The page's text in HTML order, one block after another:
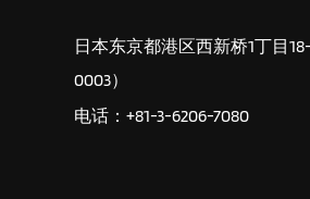
日本东京都港区西新桥1丁目
0003）
电话：+81-3-6206-7080